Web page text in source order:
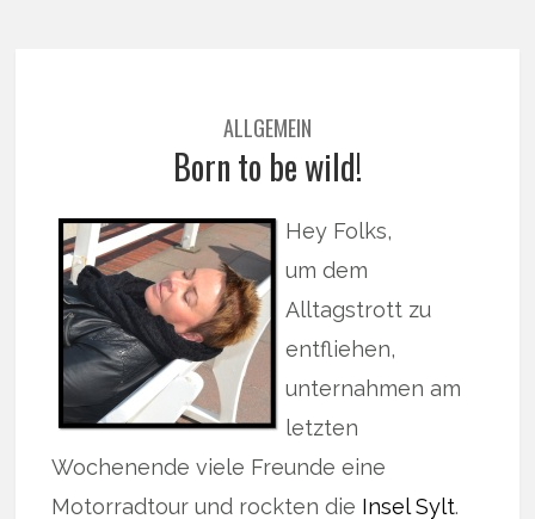
ALLGEMEIN
Born to be wild!
Hey Folks,
um dem
Alltagstrott zu
entfliehen,
unternahmen am
letzten
Wochenende viele Freunde eine
Motorradtour und rockten die Insel Sylt.